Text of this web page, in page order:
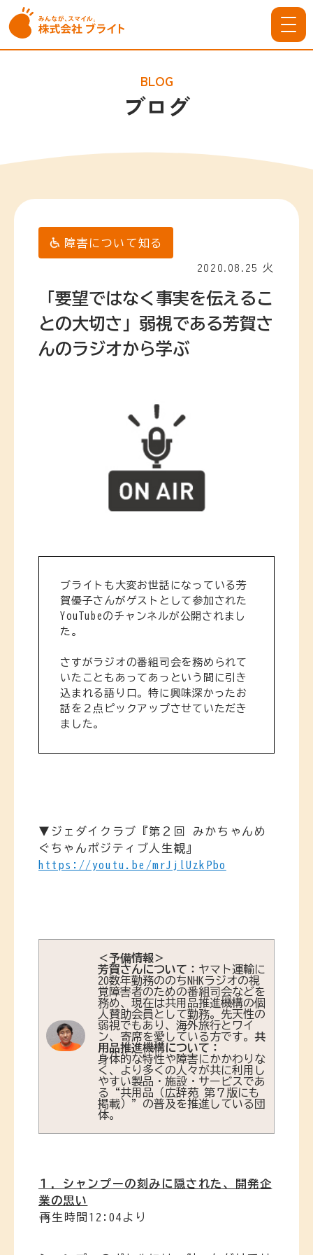
BLOG
ブログ
障害について知る
2020.08.25 火
「要望ではなく事実を伝えるこ
との大切さ」弱視である芳賀さ
んのラジオから学ぶ
ブライトも大変お世話になっている芳
賀優子さんがゲストとして参加された
YouTubeのチャンネルが公開されまし
た。
さすがラジオの番組司会を務められて
いたこともあってあっという間に引き
込まれる語り口。特に興味深かったお
話を２点ピックアップさせていただき
ました。
▼ジェダイクラブ『第２回 みかちゃんめ
ぐちゃんポジティブ人生観』
https://youtu.be/mrJjlUzkPbo
＜予備情報＞
芳賀さんについて： ヤマト運輸に
20数年勤務ののちNHKラジオの視
覚障害者のための番組司会などを
務め、現在は共用品推進機構の個
人賛助会員として勤務。先天性の
弱視でもあり、海外旅行とワイ
ン、寄席を愛している方です。 共
用品推進機構について：
身体的な特性や障害にかかわりな
く、より多くの人々が共に利用し
やすい製品・施設・サービスであ
る“共用品（広辞苑 第７版にも
掲載）”の普及を推進している団
体。
１．シャンプーの刻みに隠された、開発企
業の思い
→再生時間12:04より